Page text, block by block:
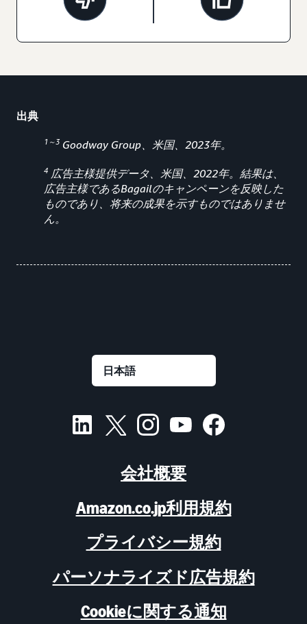
出典
1～3 Goodway Group、米国、2023年。
4 広告主様提供データ、米国、2022年。結果は、
広告主様であるBagailのキャンペーンを反映した
ものであり、将来の成果を示すものではありませ
ん。
会社概要
Amazon.co.jp利用規約
プライバシー規約
パーソナライズド広告規約
Cookieに関する通知